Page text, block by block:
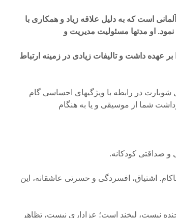
است که به دلیل علاقه زیاد و همکاری با
او مدتها مسئولیت مدیریت و
عهده داشت و تالیفات زیادی در زمینه ارتباط
در رابطه با ویژگیهای احساسی گام
شما از موسیقی و یا به هنگام
و صداقتی کودکانه.
اشتیاق، افسردگی و حسرتی عاشقانه، این
نیست، لبخند است؛ عزاداری نیست، تظاهر